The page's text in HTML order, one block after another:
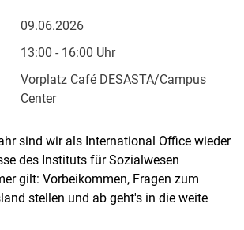
09.06.2026
13:00 - 16:00 Uhr
Vorplatz Café DESASTA/Campus
Center
sind wir als International Office wieder
des Instituts für Sozialwesen
gilt: Vorbeikommen, Fragen zum
stellen und ab geht's in die weite